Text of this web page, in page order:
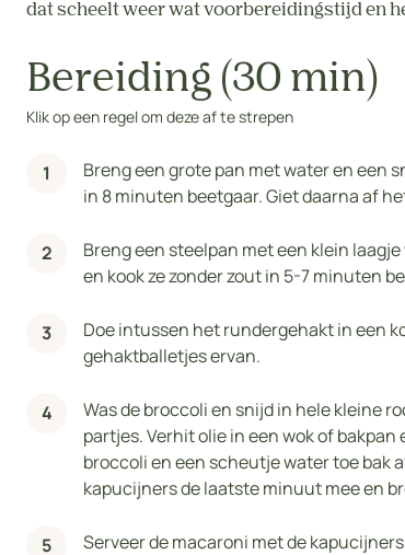
dat scheelt weer wat voorbereidingstijd en
Bereiding (30 min)
Klik op een regel om deze af te strepen
Breng een grote pan met water en een
in 8 minuten beetgaar. Giet daarna af
Breng een steelpan met een klein
en kook ze zonder zout in 5-7 minuten
Doe intussen het rundergehakt in een
gehaktballetjes ervan.
Was de broccoli en snijd in hele kleine
partjes. Verhit olie in een wok of
broccoli en een scheutje water toe bak
kapucijners de laatste minuut mee en
Serveer de macaroni met de